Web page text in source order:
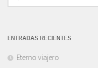
ENTRADAS RECIENTES
Eterno viajero